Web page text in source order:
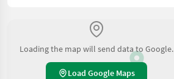
Loading the map will send data to Google.
Load Google Maps